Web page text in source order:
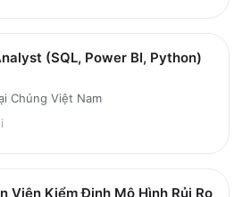
(SQL, Power BI, Python)
Chúng Việt Nam
Viên Kiểm Định Mô Hình Rủi Ro